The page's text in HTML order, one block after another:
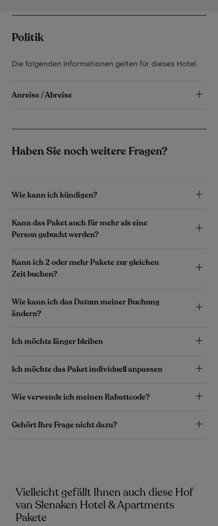
Politik
Die folgenden Informationen gelten für dieses Hotel.
Anreise / Abreise
Haben Sie noch weitere Fragen?
Wie kann ich kündigen?
Kann das Paket auch für mehr als eine
Person gebucht werden?
Kann ich 2 oder mehr Pakete zur gleichen
Zeit buchen?
Wie kann ich das Datum meiner Buchung
ändern?
Ich möchte länger bleiben
Ich möchte das Paket individuell anpassen
Wie verwende ich meinen Rabattcode?
Gehört Ihre Frage nicht dazu?
Vielleicht gefällt Ihnen auch diese Hof
van Slenaken Hotel & Apartments
Pakete